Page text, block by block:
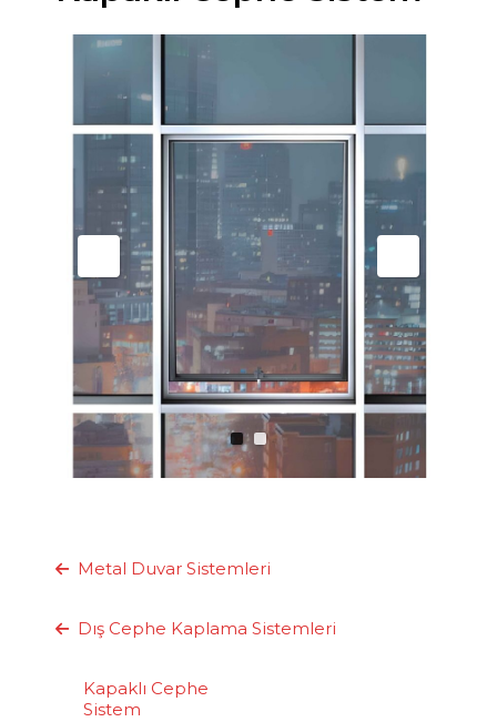
Metal Duvar Sistemleri
Dış Cephe Kaplama Sistemleri
Kapaklı Cephe
Sistem